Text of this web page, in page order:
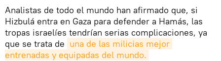
Analistas de todo el mundo han afirmado que, si
Hizbulá entra en Gaza para defender a Hamás, las
tropas israelíes tendrían serias complicaciones, ya
que se trata de una de las milicias mejor
entrenadas y equipadas del mundo.